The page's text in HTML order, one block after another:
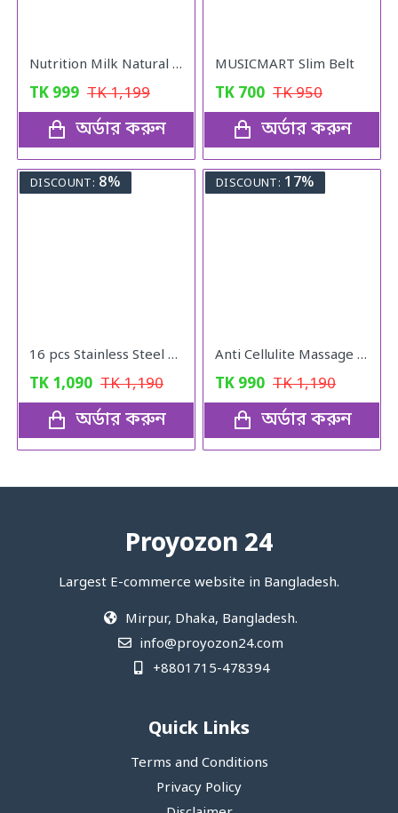
Nutrition Milk Natural Weight Gain Formula
TK 999 TK1,199
অর্ডার করুন
MUSICMART Slim Belt
TK 700 TK950
অর্ডার করুন
DISCOUNT: 8%
16 pcs Stainless Steel Nail Cutter Clipper Tool Box Set For Personal Care Manicure Set
TK 1,090 TK1,190
অর্ডার করুন
DISCOUNT: 17%
Anti Cellulite Massage Oil
TK 990 TK1,190
অর্ডার করুন
Proyozon 24
Largest E-commerce website in Bangladesh.
Mirpur, Dhaka, Bangladesh.
info@proyozon24.com
+8801715-478394
Quick Links
Terms and Conditions
Privacy Policy